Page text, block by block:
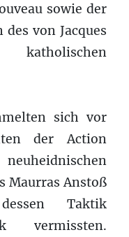
sowie der
des von Jacques
sich vor
der Action
Maurras Anstoß
Taktik
vermissten.